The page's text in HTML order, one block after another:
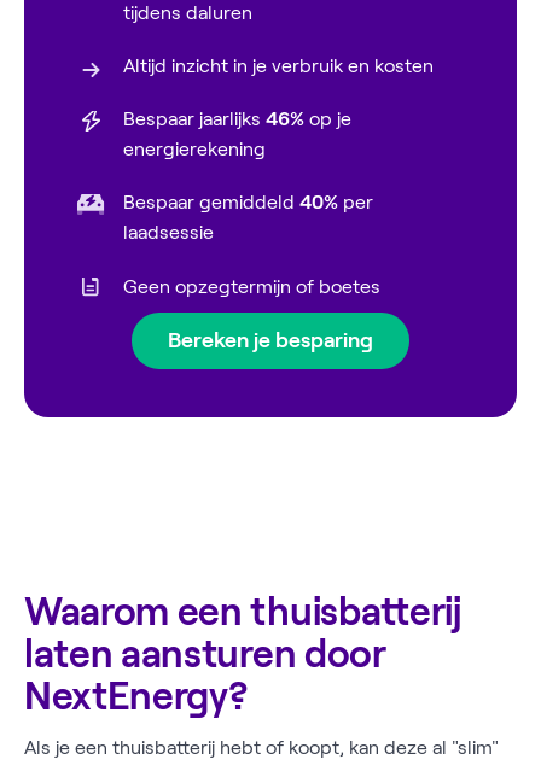
tijdens daluren
Altijd inzicht in je verbruik en kosten
Bespaar jaarlijks46% op je
energierekening
Bespaar gemiddeld40% per
laadsessie
Geen opzegtermijn of boetes
Bereken je besparing
Waarom een thuisbatterij
laten aansturen door
NextEnergy?
Als je een thuisbatterij hebt of koopt, kan deze al "slim"